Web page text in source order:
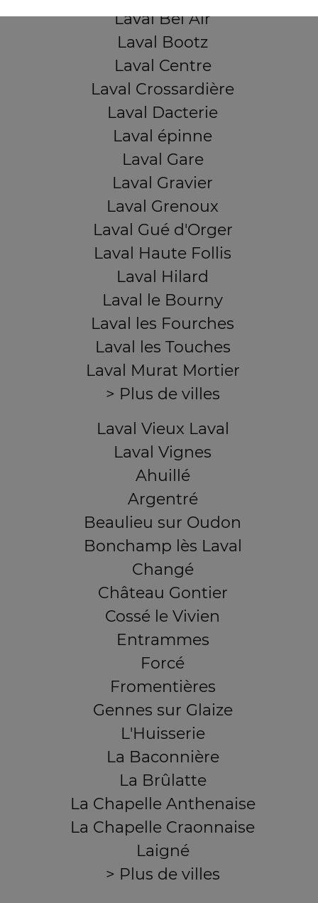
Laval Bel Air
Laval Bootz
Laval Centre
Laval Crossardière
Laval Dacterie
Laval épinne
Laval Gare
Laval Gravier
Laval Grenoux
Laval Gué d'Orger
Laval Haute Follis
Laval Hilard
Laval le Bourny
Laval les Fourches
Laval les Touches
Laval Murat Mortier
> Plus de villes
Laval Vieux Laval
Laval Vignes
Ahuillé
Argentré
Beaulieu sur Oudon
Bonchamp lès Laval
Changé
Château Gontier
Cossé le Vivien
Entrammes
Forcé
Fromentières
Gennes sur Glaize
L'Huisserie
La Baconnière
La Brûlatte
La Chapelle Anthenaise
La Chapelle Craonnaise
Laigné
> Plus de villes